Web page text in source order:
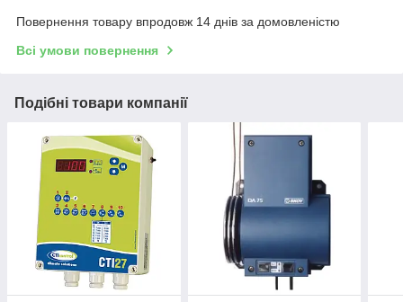
Повернення товару впродовж 14 днів за домовленістю
Всі умови повернення
Подібні товари компанії